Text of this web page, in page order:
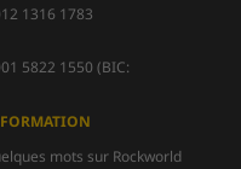
1316 1783
5822 1550 (BIC:
mots sur Rockworld